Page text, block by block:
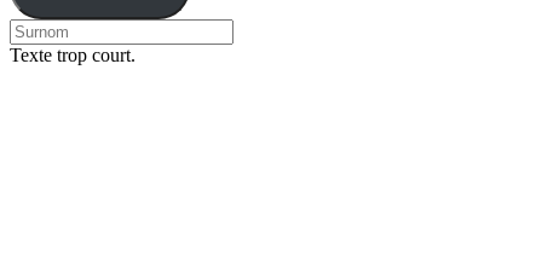
Texte trop court.